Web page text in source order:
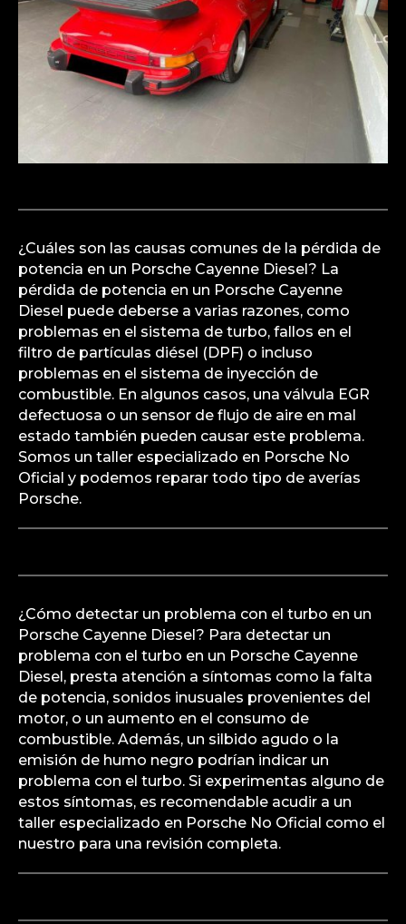
¿Cuáles son las causas comunes de la pérdida de
potencia en un Porsche Cayenne Diesel? La
pérdida de potencia en un Porsche Cayenne
Diesel puede deberse a varias razones, como
problemas en el sistema de turbo, fallos en el
filtro de partículas diésel (DPF) o incluso
problemas en el sistema de inyección de
combustible. En algunos casos, una válvula EGR
defectuosa o un sensor de flujo de aire en mal
estado también pueden causar este problema.
Somos un taller especializado en Porsche No
Oficial y podemos reparar todo tipo de averías
Porsche.
¿Cómo detectar un problema con el turbo en un
Porsche Cayenne Diesel? Para detectar un
problema con el turbo en un Porsche Cayenne
Diesel, presta atención a síntomas como la falta
de potencia, sonidos inusuales provenientes del
motor, o un aumento en el consumo de
combustible. Además, un silbido agudo o la
emisión de humo negro podrían indicar un
problema con el turbo. Si experimentas alguno de
estos síntomas, es recomendable acudir a un
taller especializado en Porsche No Oficial como el
nuestro para una revisión completa.